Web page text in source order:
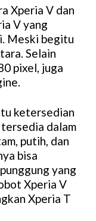
Xperia V dan
V yang
Meski begitu
Selain
pixel, juga
ketersedian
dalam
putih, dan
bisa
yang
Xperia V
Xperia T